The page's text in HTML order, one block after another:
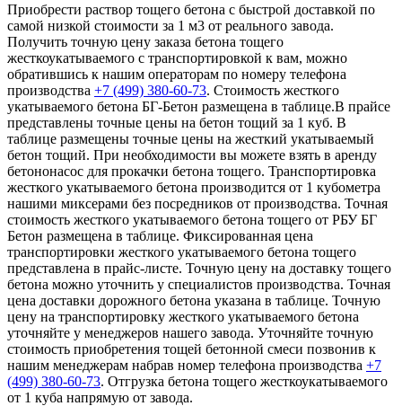
Приобрести раствор тощего бетона с быстрой доставкой по
самой низкой стоимости за 1 м3 от реального завода.
Получить точную цену заказа бетона тощего
жесткоукатываемого с транспортировкой к вам, можно
обратившись к нашим операторам по номеру телефона
производства +7 (499) 380-60-73. Стоимость жесткого
укатываемого бетона БГ-Бетон размещена в таблице.В прайсе
представлены точные цены на бетон тощий за 1 куб. В
таблице размещены точные цены на жесткий укатываемый
бетон тощий. При необходимости вы можете взять в аренду
бетононасос для прокачки бетона тощего. Транспортировка
жесткого укатываемого бетона производится от 1 кубометра
нашими миксерами без посредников от производства. Точная
стоимость жесткого укатываемого бетона тощего от РБУ БГ
Бетон размещена в таблице. Фиксированная цена
транспортировки жесткого укатываемого бетона тощего
представлена в прайс-листе. Точную цену на доставку тощего
бетона можно уточнить у специалистов производства. Точная
цена доставки дорожного бетона указана в таблице. Точную
цену на транспортировку жесткого укатываемого бетона
уточняйте у менеджеров нашего завода. Уточняйте точную
стоимость приобретения тощей бетонной смеси позвонив к
нашим менеджерам набрав номер телефона производства +7
(499) 380-60-73. Отгрузка бетона тощего жесткоукатываемого
от 1 куба напрямую от завода.